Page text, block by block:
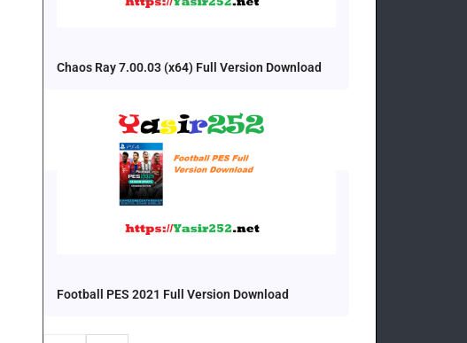
Chaos Ray 7.00.03 (x64) Full Version Download
Football PES 2021 Full Version Download